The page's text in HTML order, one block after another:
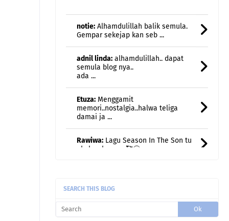
adnil linda:alhamdulillah.. dapat
semula blog nya..
ada ...
Etuza:Menggamit
memori..nostalgia..halwa teliga
damai ja ...
Rawiwa:Lagu Season In The Son tu
akak sukaaaaa🥰🤗
Rawiwa:Weekend kami jarang
breakfast kat luar... biasa br ...
semula kan?
SEARCH THIS BLOG